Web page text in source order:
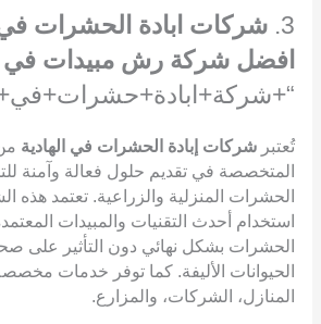
3. شركات ابادة الحشرات في
افضل شركة رش مبيدات في
تُعتبر شركات إبادة الحشرات في الهادية
المتخصصة في تقديم حلول فعالة وآمنة
الحشرات المنزلية والزراعية. تعتمد هذه
استخدام أحدث التقنيات والمبيدات
الحشرات بشكل نهائي دون التأثير على
الحيوانات الأليفة. كما توفر خدمات
المنازل، الشركات، والمزارع.